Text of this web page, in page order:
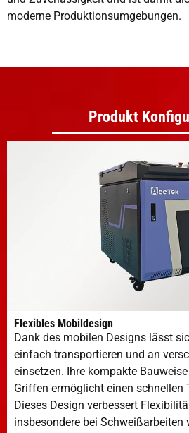
moderne Produktionsumgebungen.
Produkt
Flexibles Mobildesign
Dank des mobilen Designs lässt
einfach transportieren und an
einsetzen. Ihre kompakte
Griffen ermöglicht einen schnellen
Dieses Design verbessert
insbesondere bei Schweißarbeiten